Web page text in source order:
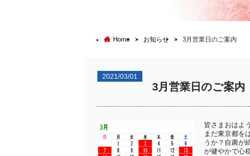
Home > お知らせ > 3月営業日のご案内
2021/03/01
3月営業日のご案内
皆さまおはよ
まだ東京都を
うか？自粛が
が健やかで心